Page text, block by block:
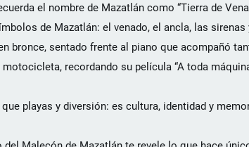
el nombre de Mazatlán como “Tierra de
de Mazatlán: el venado, el ancla, las
bronce, sentado frente al piano que acompañó
recordando su película “A toda
playas y diversión: es cultura, identidad y